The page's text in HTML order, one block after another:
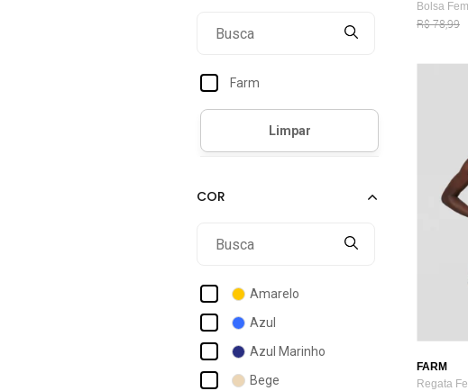
Farm
Amarelo
Azul
Azul Marinho
Bege
R$ 78,99
FARM